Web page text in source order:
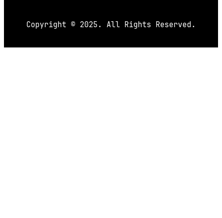
Copyright © 2025. All Rights Reserved.